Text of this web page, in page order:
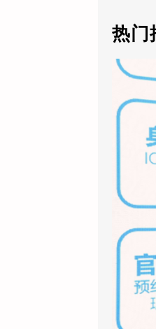
c
h
热门